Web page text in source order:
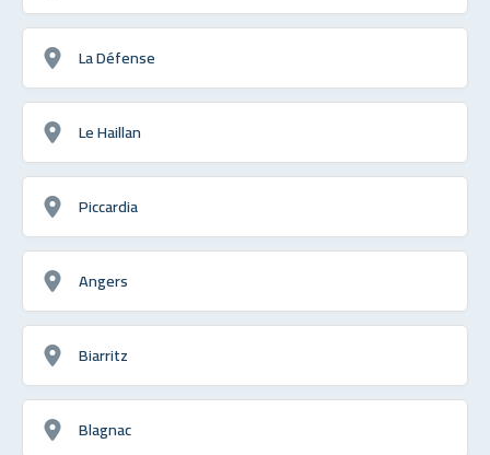
La Défense
Le Haillan
Piccardia
Angers
Biarritz
Blagnac